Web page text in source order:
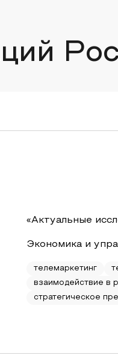
«Актуальные
Экономика и
телемаркетинг
взаимодействие в
стратегическое